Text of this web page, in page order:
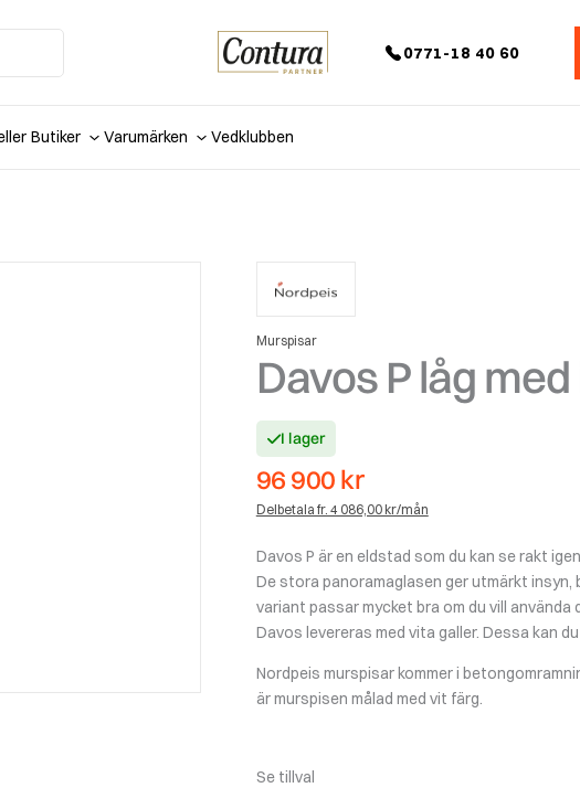
0771-18 40 60
Butiker Varumärken Vedklubben
Murspisar
Davos P låg
I lager
96 900 kr
Delbetala fr. 4 086,00 kr/mån
Davos P är en eldstad som du kan se rakt
De stora panoramaglasen ger utmärkt insyn,
variant passar mycket bra om du vill använda
Davos levereras med vita galler. Dessa kan
Nordpeis murspisar kommer i
är murspisen målad med vit färg.
Se tillval